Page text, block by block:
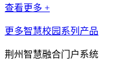
查看更多 +
更多智慧校园系列产品
荆州智慧融合门户系统